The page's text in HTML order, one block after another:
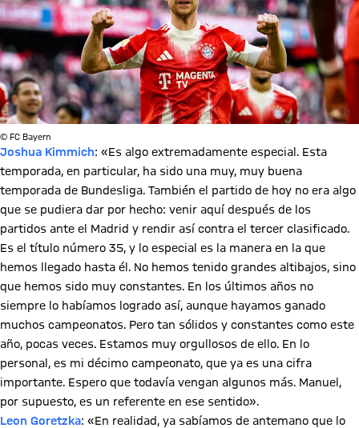
© FC Bayern
Joshua Kimmich: «Es algo extremadamente especial. Esta
temporada, en particular, ha sido una muy, muy buena
temporada de Bundesliga. También el partido de hoy no era algo
que se pudiera dar por hecho: venir aquí después de los
partidos ante el Madrid y rendir así contra el tercer clasificado.
Es el título número 35, y lo especial es la manera en la que
hemos llegado hasta él. No hemos tenido grandes altibajos, sino
que hemos sido muy constantes. En los últimos años no
siempre lo habíamos logrado así, aunque hayamos ganado
muchos campeonatos. Pero tan sólidos y constantes como este
año, pocas veces. Estamos muy orgullosos de ello. En lo
personal, es mi décimo campeonato, que ya es una cifra
importante. Espero que todavía vengan algunos más. Manuel,
por supuesto, es un referente en ese sentido».
Leon Goretzka: «En realidad, ya sabíamos de antemano que lo